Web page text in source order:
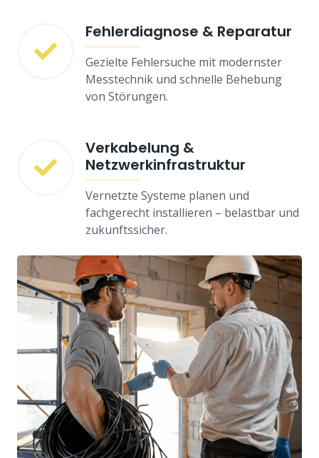
Fehlerdiagnose & Reparatur
Gezielte Fehlersuche mit modernster
Messtechnik und schnelle Behebung
von Störungen.
Verkabelung &
Netzwerkinfrastruktur
Vernetzte Systeme planen und
fachgerecht installieren – belastbar und
zukunftssicher.